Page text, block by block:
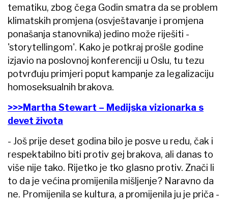
tematiku, zbog čega Godin smatra da se problem
klimatskih promjena (osvještavanje i promjena
ponašanja stanovnika) jedino može riješiti -
'storytellingom'. Kako je potkraj prošle godine
izjavio na poslovnoj konferenciji u Oslu, tu tezu
potvrđuju primjeri poput kampanje za legalizaciju
homoseksualnih brakova.
>>>Martha Stewart – Medijska vizionarka s
devet života
- Još prije deset godina bilo je posve u redu, čak i
respektabilno biti protiv gej brakova, ali danas to
više nije tako. Rijetko je tko glasno protiv. Znači li
to da je većina promijenila mišljenje? Naravno da
ne. Promijenila se kultura, a promijenila ju je priča -